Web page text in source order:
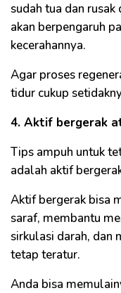
sudah tua dan
akan berpengaruh
kecerahannya.
Agar proses
tidur cukup
4. Aktif bergerak
Tips ampuh untuk
adalah aktif
Aktif bergerak bisa
saraf, membantu
sirkulasi darah, dan
tetap teratur.
Anda bisa